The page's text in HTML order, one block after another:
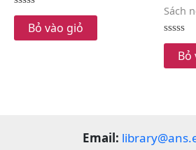
Rated
of
Bỏ vào giỏ
Sách
Rated
of
Bỏ
Email: